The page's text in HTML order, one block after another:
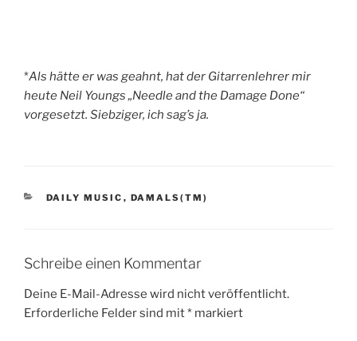
*Als hätte er was geahnt, hat der Gitarrenlehrer mir
heute Neil Youngs „Needle and the Damage Done“
vorgesetzt. Siebziger, ich sag’s ja.
KATEGORIEN
DAILY MUSIC , DAMALS(TM)
Schreibe einen Kommentar
Deine E-Mail-Adresse wird nicht veröffentlicht.
Erforderliche Felder sind mit* markiert